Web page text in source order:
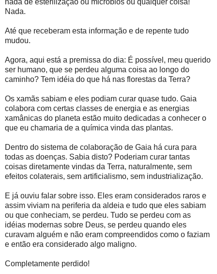
Nada.
Até que receberam esta informação e de repente tudo
mudou.
Agora, aqui está a premissa do dia: É possível, meu querido
ser humano, que se perdeu alguma coisa ao longo do
caminho? Tem idéia do que há nas florestas da Terra?
Os xamãs sabiam e eles podiam curar quase tudo. Gaia
colabora com certas classes de energia e as energias
xamânicas do planeta estão muito dedicadas a conhecer o
que eu chamaria de a química vinda das plantas.
Dentro do sistema de colaboração de Gaia há cura para
todas as doenças. Sabia disto? Poderiam curar tantas
coisas diretamente vindas da Terra, naturalmente, sem
efeitos colaterais, sem artificialismo, sem industrialização.
E já ouviu falar sobre isso. Eles eram considerados raros e
assim viviam na periferia da aldeia e tudo que eles sabiam
ou que conheciam, se perdeu. Tudo se perdeu com as
idéias modernas sobre Deus, se perdeu quando eles
curavam alguém e não eram compreendidos como o faziam
e então era considerado algo maligno.
Completamente perdido!